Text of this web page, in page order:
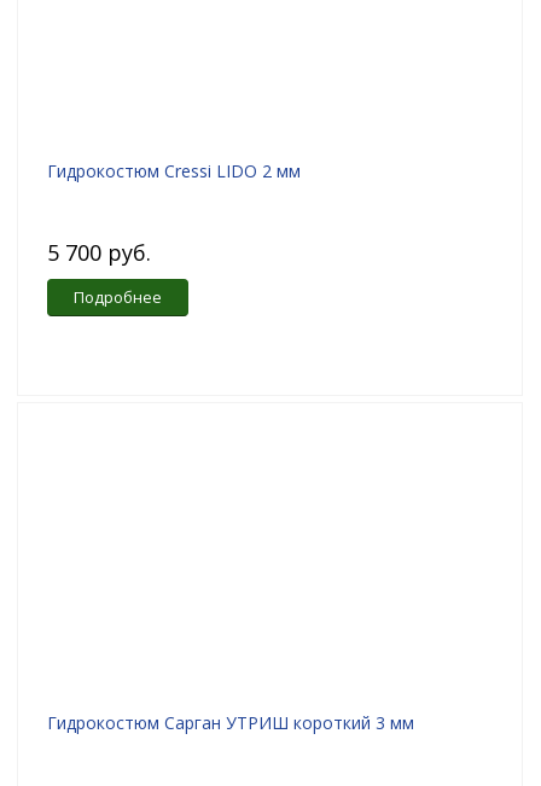
Гидрокостюм Cressi LIDO 2 мм
5 700 руб.
Подробнее
Гидрокостюм Сарган УТРИШ короткий 3 мм